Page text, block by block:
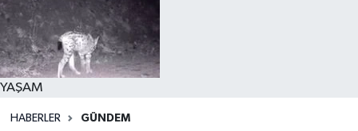
YAŞAM
HABERLER GÜNDEM